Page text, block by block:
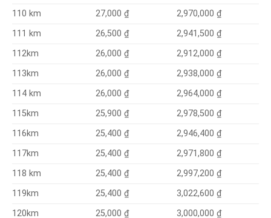
110 km
27,000 ₫
2,970,000 ₫
111 km
26,500 ₫
2,941,500 ₫
112km
26,000 ₫
2,912,000 ₫
113km
26,000 ₫
2,938,000 ₫
114 km
26,000 ₫
2,964,000 ₫
115km
25,900 ₫
2,978,500 ₫
116km
25,400 ₫
2,946,400 ₫
117km
25,400 ₫
2,971,800 ₫
118 km
25,400 ₫
2,997,200 ₫
119km
25,400 ₫
3,022,600 ₫
120km
25,000 ₫
3,000,000 ₫